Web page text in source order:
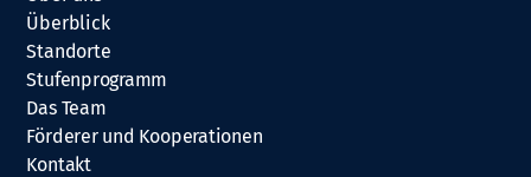
Überblick
Standorte
Stufenprogramm
Das Team
Förderer und Kooperationen
Kontakt